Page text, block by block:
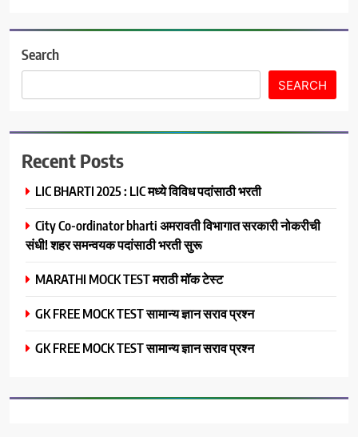
Search
SEARCH
Recent Posts
LIC BHARTI 2025 : LIC मध्ये विविध पदांसाठी भरती
City Co-ordinator bharti अमरावती विभागात सरकारी नोकरीची
संधी! शहर समन्वयक पदांसाठी भरती सुरू
MARATHI MOCK TEST मराठी मॉक टेस्ट
GK FREE MOCK TEST सामान्य ज्ञान सराव प्रश्न
GK FREE MOCK TEST सामान्य ज्ञान सराव प्रश्न